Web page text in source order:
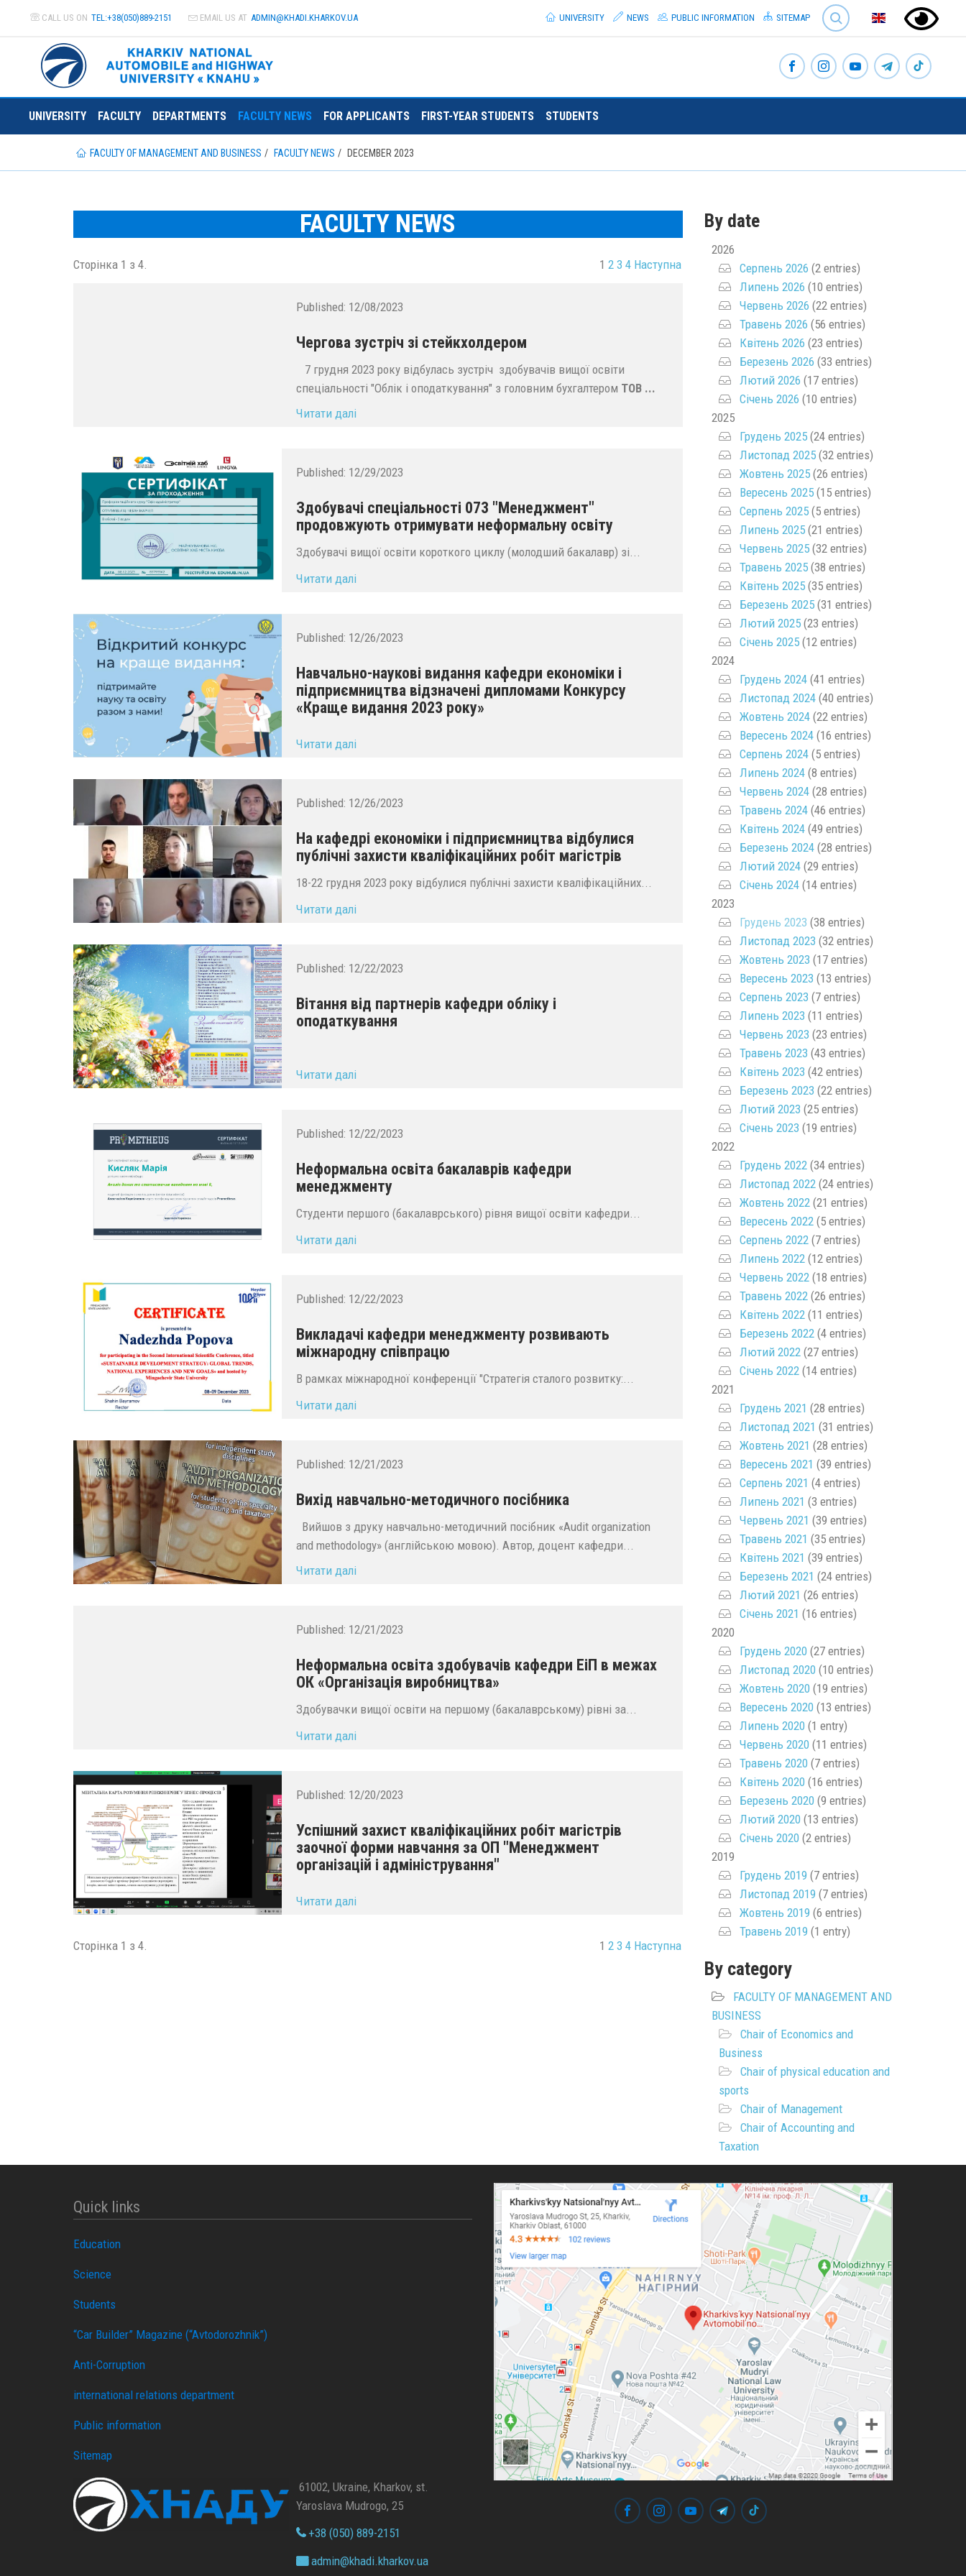
CALL US ON TEL:+38(050)889-2151 EMAIL US AT ADMIN@KHADI.KHARKOV.UA
SEARCH
UNIVERSITY
NEWS PUBLIC INFORMATION SITEMAP
UNIVERSITY FACULTY DEPARTMENTS FACULTY NEWS FOR APPLICANTS FIRST-YEAR STUDENTS STUDENTS
FACULTY OF MANAGEMENT AND BUSINESS FACULTY NEWS DECEMBER 2023
FACULTY NEWS
Сторінка 1 з 4. 1 2 3 4 Наступна
Published: 12/08/2023
Чергова зустріч зі стейкхолдером
7 грудня 2023 року відбулась зустріч здобувачів вищої освіти
спеціальності "Облік і оподаткування" з головним бухгалтером ТОВ ...
Читати далі
Published: 12/29/2023
Здобувачі спеціальності 073 "Менеджмент"
продовжують отримувати неформальну освіту
Здобувачі вищої освіти короткого циклу (молодший бакалавр) зі...
Читати далі
Published: 12/26/2023
Навчально-наукові видання кафедри економіки і
підприємництва відзначені дипломами Конкурсу
«Краще видання 2023 року»
Читати далі
Published: 12/26/2023
На кафедрі економіки і підприємництва відбулися
публічні захисти кваліфікаційних робіт магістрів
18-22 грудня 2023 року відбулися публічні захисти кваліфікаційних...
Читати далі
Published: 12/22/2023
Вітання від партнерів кафедри обліку і
оподаткування
Читати далі
Published: 12/22/2023
Неформальна освіта бакалаврів кафедри
менеджменту
Студенти першого (бакалаврського) рівня вищої освіти кафедри...
Читати далі
Published: 12/22/2023
Викладачі кафедри менеджменту розвивають
міжнародну співпрацю
В рамках міжнародної конференції "Стратегія сталого розвитку:...
Читати далі
Published: 12/21/2023
Вихід навчально-методичного посібника
Вийшов з друку навчально-методичний посібник «Audit organization
and methodology» (англійською мовою). Автор, доцент кафедри...
Читати далі
Published: 12/21/2023
Неформальна освіта здобувачів кафедри ЕіП в межах
ОК «Організація виробництва»
Здобувачки вищої освіти на першому (бакалаврському) рівні за...
Читати далі
Published: 12/20/2023
Успішний захист кваліфікаційних робіт магістрів
заочної форми навчання за ОП "Менеджмент
організацій і адміністрування"
Читати далі
Сторінка 1 з 4. 1 2 3 4 Наступна
By date
2026
Серпень 2026 (2 entries)
Липень 2026 (10 entries)
Червень 2026 (22 entries)
Травень 2026 (56 entries)
Квітень 2026 (23 entries)
Березень 2026 (33 entries)
Лютий 2026 (17 entries)
Січень 2026 (10 entries)
2025
Грудень 2025(24 entries)
Листопад 2025(32 entries)
Жовтень 2025(26 entries)
Вересень 2025(15 entries)
Серпень 2025(5 entries)
Липень 2025(21 entries)
Червень 2025(32 entries)
Травень 2025(38 entries)
Квітень 2025(35 entries)
Березень 2025(31 entries)
Лютий 2025(23 entries)
Січень 2025(12 entries)
2024
Грудень 2024(41 entries)
Листопад 2024(40 entries)
Жовтень 2024(22 entries)
Вересень 2024(16 entries)
Серпень 2024(5 entries)
Липень 2024(8 entries)
Червень 2024(28 entries)
Травень 2024(46 entries)
Квітень 2024(49 entries)
Березень 2024(28 entries)
Лютий 2024(29 entries)
Січень 2024(14 entries)
2023
Грудень 2023 (38 entries)
Листопад 2023 (32 entries)
Жовтень 2023 (17 entries)
Вересень 2023 (13 entries)
Серпень 2023 (7 entries)
Липень 2023 (11 entries)
Червень 2023 (23 entries)
Травень 2023 (43 entries)
Квітень 2023 (42 entries)
Березень 2023 (22 entries)
Лютий 2023 (25 entries)
Січень 2023 (19 entries)
2022
Грудень 2022(34 entries)
Листопад 2022(24 entries)
Жовтень 2022(21 entries)
Вересень 2022(5 entries)
Серпень 2022(7 entries)
Липень 2022(12 entries)
Червень 2022(18 entries)
Травень 2022(26 entries)
Квітень 2022(11 entries)
Березень 2022(4 entries)
Лютий 2022(27 entries)
Січень 2022(14 entries)
2021
Грудень 2021 (28 entries)
Листопад 2021 (31 entries)
Жовтень 2021 (28 entries)
Вересень 2021 (39 entries)
Серпень 2021 (4 entries)
Липень 2021 (3 entries)
Червень 2021 (39 entries)
Травень 2021 (35 entries)
Квітень 2021 (39 entries)
Березень 2021 (24 entries)
Лютий 2021 (26 entries)
Січень 2021 (16 entries)
2020
Грудень 2020(27 entries)
Листопад 2020(10 entries)
Жовтень 2020(19 entries)
Вересень 2020(13 entries)
Липень 2020(1 entry)
Червень 2020(11 entries)
Травень 2020(7 entries)
Квітень 2020(16 entries)
Березень 2020(9 entries)
Лютий 2020(13 entries)
Січень 2020(2 entries)
2019
Грудень 2019 (7 entries)
Листопад 2019 (7 entries)
Жовтень 2019 (6 entries)
Травень 2019 (1 entry)
By category
FACULTY OF MANAGEMENT AND
BUSINESS
Chair of Economics and
Business
Chair of physical education and
sports
Chair of Management
Chair of Accounting and
Taxation
Quick links
Education
Science
Students
“Car Builder” Magazine (“Avtodorozhnik”)
Anti-Corruption
international relations department
Public information
Sitemap
61002, Ukraine, Kharkov, st.
Yaroslava Mudrogo, 25
+38 (050) 889-2151
admin@khadi.kharkov.ua